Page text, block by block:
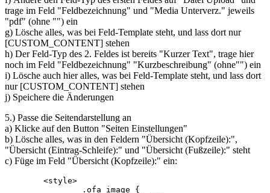
trage im Feld "Feldbezeichnung" und "Media Unterverz." jeweils
"pdf" (ohne "") ein
g) Lösche alles, was bei Feld-Template steht, und lass dort nur
[CUSTOM_CONTENT] stehen
h) Der Feld-Typ des 2. Feldes ist bereits "Kurzer Text", trage hier
noch im Feld "Feldbezeichnung" "Kurzbeschreibung" (ohne"") ein
i) Lösche auch hier alles, was bei Feld-Template steht, und lass dort
nur [CUSTOM_CONTENT] stehen
j) Speichere die Änderungen
5.) Passe die Seitendarstellung an
a) Klicke auf den Button "Seiten Einstellungen"
b) Lösche alles, was in den Feldern "Übersicht (Kopfzeile):",
"Übersicht (Eintrag-Schleife):" und "Übersicht (Fußzeile):" steht
c) Füge im Feld "Übersicht (Kopfzeile):" ein: